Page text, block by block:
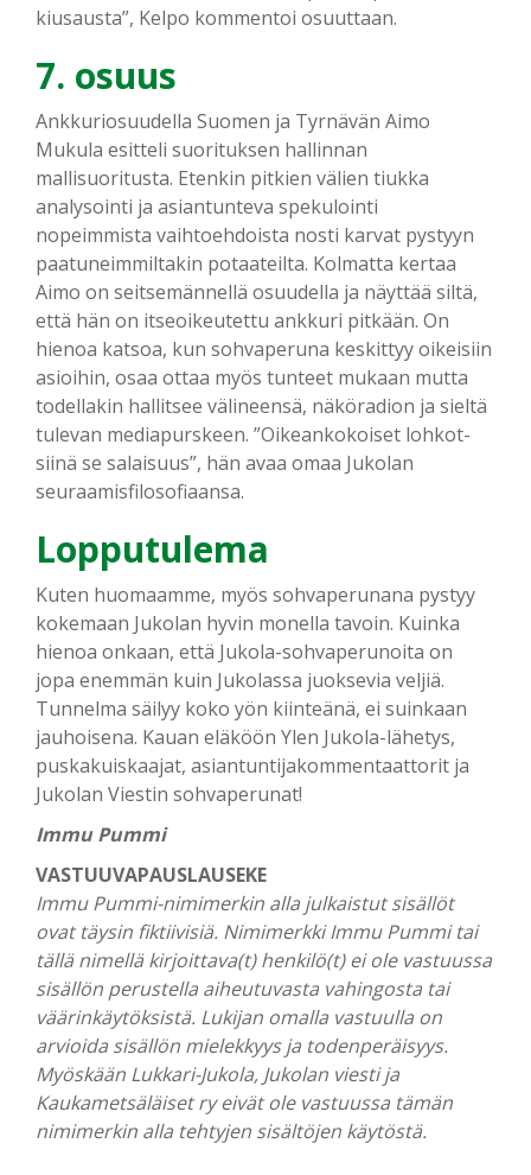
kiusausta”, Kelpo kommentoi osuuttaan.
7. osuus
Ankkuriosuudella Suomen ja Tyrnävän Aimo
Mukula esitteli suorituksen hallinnan
mallisuoritusta. Etenkin pitkien välien tiukka
analysointi ja asiantunteva spekulointi
nopeimmista vaihtoehdoista nosti karvat pystyyn
paatuneimmiltakin potaateilta. Kolmatta kertaa
Aimo on seitsemännellä osuudella ja näyttää siltä,
että hän on itseoikeutettu ankkuri pitkään. On
hienoa katsoa, kun sohvaperuna keskittyy oikeisiin
asioihin, osaa ottaa myös tunteet mukaan mutta
todellakin hallitsee välineensä, näköradion ja sieltä
tulevan mediapurskeen. ”Oikeankokoiset lohkot-
siinä se salaisuus”, hän avaa omaa Jukolan
seuraamisfilosofiaansa.
Lopputulema
Kuten huomaamme, myös sohvaperunana pystyy
kokemaan Jukolan hyvin monella tavoin. Kuinka
hienoa onkaan, että Jukola-sohvaperunoita on
jopa enemmän kuin Jukolassa juoksevia veljiä.
Tunnelma säilyy koko yön kiinteänä, ei suinkaan
jauhoisena. Kauan eläköön Ylen Jukola-lähetys,
puskakuiskaajat, asiantuntijakommentaattorit ja
Jukolan Viestin sohvaperunat!
Immu Pummi
VASTUUVAPAUSLAUSEKE
Immu Pummi-nimimerkin alla julkaistut sisällöt
ovat täysin fiktiivisiä. Nimimerkki Immu Pummi tai
tällä nimellä kirjoittava(t) henkilö(t) ei ole vastuussa
sisällön perustella aiheutuvasta vahingosta tai
väärinkäytöksistä. Lukijan omalla vastuulla on
arvioida sisällön mielekkyys ja todenperäisyys.
Myöskään Lukkari-Jukola, Jukolan viesti ja
Kaukametsäläiset ry eivät ole vastuussa tämän
nimimerkin alla tehtyjen sisältöjen käytöstä.